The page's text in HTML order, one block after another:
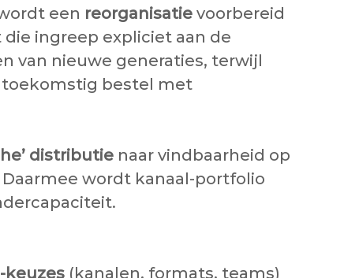
een reorganisatie voorbereid
die ingreep expliciet aan de
van nieuwe generaties, terwijl
bestel met
distributie naar vindbaarheid op
wordt kanaal-portfolio
keuzes (kanalen, formats, teams)